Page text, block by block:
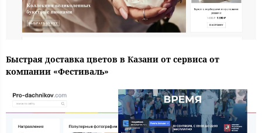
Быстрая доставка цветов в Казани от сервиса от
компании «Фестиваль»